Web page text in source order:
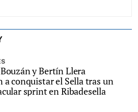
y Bertín Llera
a conquistar el Sella tras un
sprint en Ribadesella